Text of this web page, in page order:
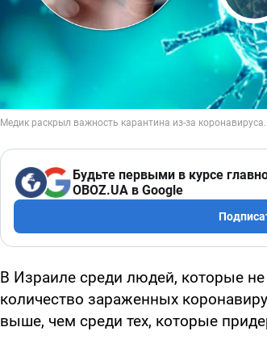
Будьте первыми в курсе
OBOZ.UA в Google
В Израиле среди людей, которые
количество зараженных
выше, чем среди тех, которые